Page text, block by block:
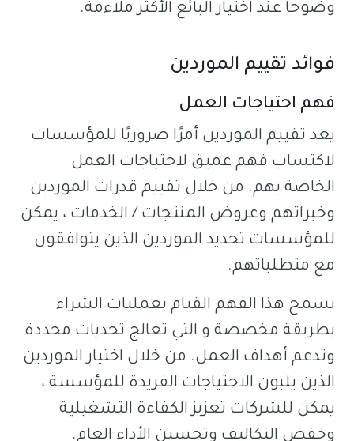
وضوحاً عند اختيار البائع الأكثر ملاءمة.
فوائد تقييم الموردين
فهم احتياجات العمل
يعد تقييم الموردين أمرًا ضروريًا للمؤسسات
لاكتساب فهم عميق لاحتياجات العمل
الخاصة بهم. من خلال تقييم قدرات الموردين
وخبراتهم وعروض المنتجات / الخدمات ، يمكن
للمؤسسات تحديد الموردين الذين يتوافقون
مع متطلباتهم.
يسمح هذا الفهم القيام بعمليات الشراء
بطريقة مخصصة و التي تعالج تحديات محددة
وتدعم أهداف العمل. من خلال اختيار الموردين
الذين يلبون الاحتياجات الفريدة للمؤسسة ،
يمكن للشركات تعزيز الكفاءة التشغيلية
وخفض التكاليف وتحسين الأداء العام.